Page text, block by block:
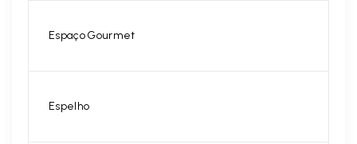
Espaço Gourmet
Espelho